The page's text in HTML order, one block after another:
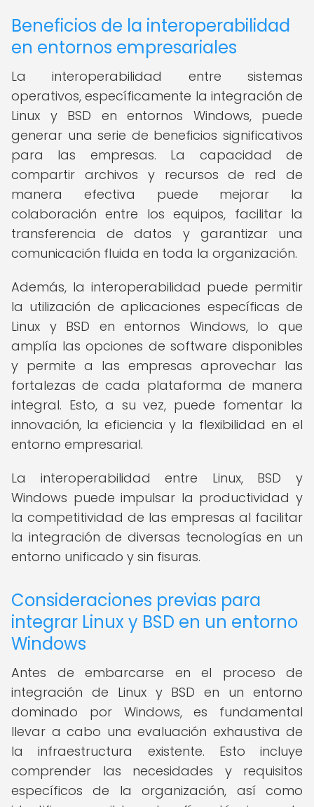
Beneficios de la interoperabilidad
en entornos empresariales
La interoperabilidad entre sistemas
operativos, específicamente la integración de
Linux y BSD en entornos Windows, puede
generar una serie de beneficios significativos
para las empresas. La capacidad de
compartir archivos y recursos de red de
manera efectiva puede mejorar la
colaboración entre los equipos, facilitar la
transferencia de datos y garantizar una
comunicación fluida en toda la organización.
Además, la interoperabilidad puede permitir
la utilización de aplicaciones específicas de
Linux y BSD en entornos Windows, lo que
amplía las opciones de software disponibles
y permite a las empresas aprovechar las
fortalezas de cada plataforma de manera
integral. Esto, a su vez, puede fomentar la
innovación, la eficiencia y la flexibilidad en el
entorno empresarial.
La interoperabilidad entre Linux, BSD y
Windows puede impulsar la productividad y
la competitividad de las empresas al facilitar
la integración de diversas tecnologías en un
entorno unificado y sin fisuras.
Consideraciones previas para
integrar Linux y BSD en un entorno
Windows
Antes de embarcarse en el proceso de
integración de Linux y BSD en un entorno
dominado por Windows, es fundamental
llevar a cabo una evaluación exhaustiva de
la infraestructura existente. Esto incluye
comprender las necesidades y requisitos
específicos de la organización, así como